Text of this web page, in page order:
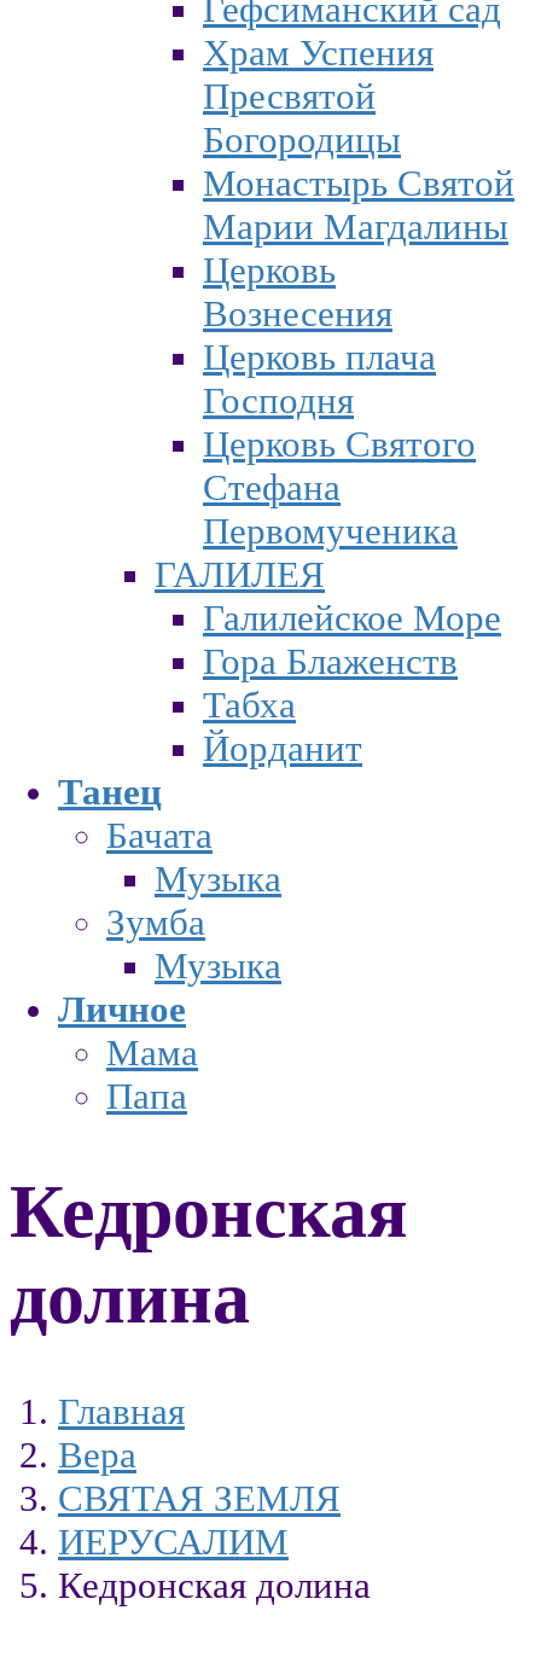
Гефсиманский сад
Храм Успения
Пресвятой
Богородицы
Монастырь Святой
Марии Магдалины
Церковь
Вознесения
Церковь плача
Господня
Церковь Святого
Стефана
Первомученика
ГАЛИЛЕЯ
Галилейское Море
Гора Блаженств
Табха
Йорданит
Танец
Бачата
Музыка
Зумба
Музыка
Личное
Мама
Папа
Кедронская
долина
Главная
Вера
СВЯТАЯ ЗЕМЛЯ
ИЕРУСАЛИМ
Кедронская долина